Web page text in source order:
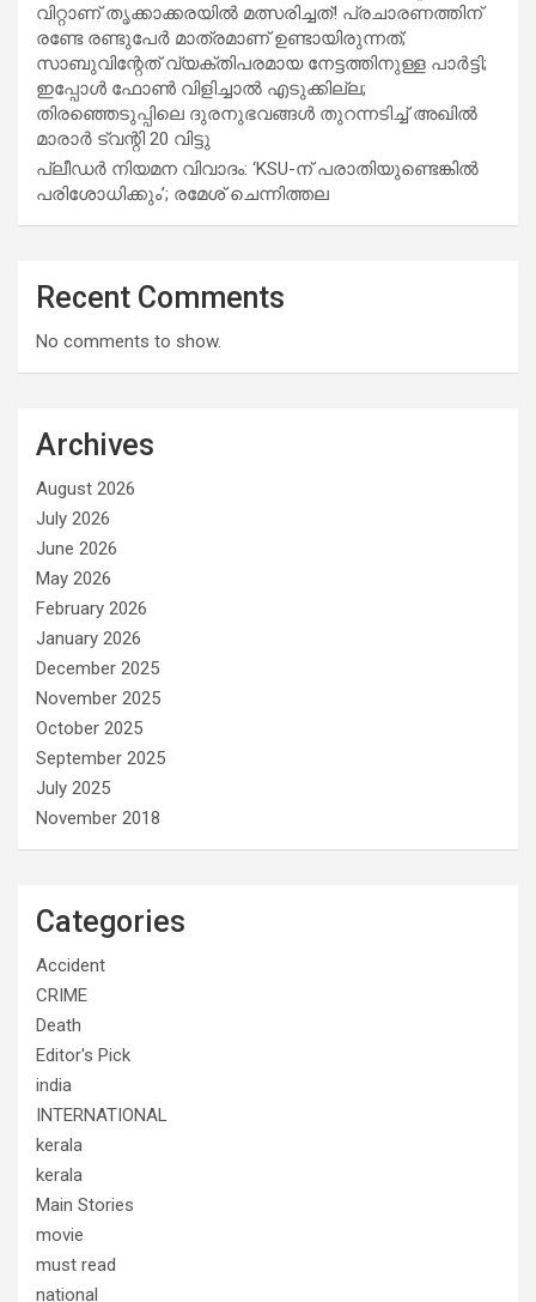
വിറ്റാണ് തൃക്കാക്കരയില്‍ മത്സരിച്ചത്! പ്രചാരണത്തിന്
രണ്ടേ രണ്ടുപേര്‍ മാത്രമാണ് ഉണ്ടായിരുന്നത്;
സാബുവിന്റേത് വ്യക്തിപരമായ നേട്ടത്തിനുള്ള പാര്‍ട്ടി;
ഇപ്പോള്‍ ഫോണ്‍ വിളിച്ചാല്‍ എടുക്കില്ല;
തിരഞ്ഞെടുപ്പിലെ ദുരനുഭവങ്ങള്‍ തുറന്നടിച്ച് അഖില്‍
മാരാര്‍ ട്വന്റി 20 വിട്ടു
പ്ലീഡർ നിയമന വിവാദം: ‘KSU-ന് പരാതിയുണ്ടെങ്കിൽ
പരിശോധിക്കും’; രമേശ് ചെന്നിത്തല
Recent Comments
No comments to show.
Archives
August 2026
July 2026
June 2026
May 2026
February 2026
January 2026
December 2025
November 2025
October 2025
September 2025
July 2025
November 2018
Categories
Accident
CRIME
Death
Editor's Pick
india
INTERNATIONAL
kerala
kerala
Main Stories
movie
must read
national